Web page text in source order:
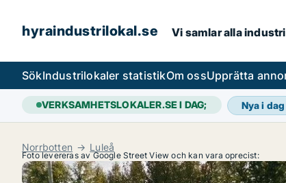
hyraindustrilokal.se Vi samlar alla
SökIndustrilokaler statistikOm ossUpprätta
VERKSAMHETSLOKALER.SE I DAG; Nya i dag
Norrbotten Luleå
Foto levereras av Google Street View och kan vara oprecist: